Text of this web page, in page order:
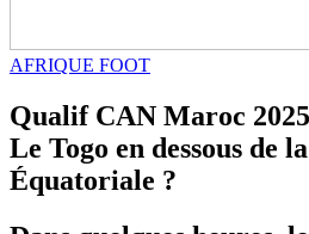
AFRIQUE FOOT
Qualif CAN Maroc
Le Togo en dessous de
Équatoriale ?